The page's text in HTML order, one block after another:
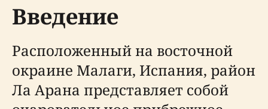
Введение
Расположенный на восточной
окраине Малаги, Испания, район
Ла Арана представляет собой